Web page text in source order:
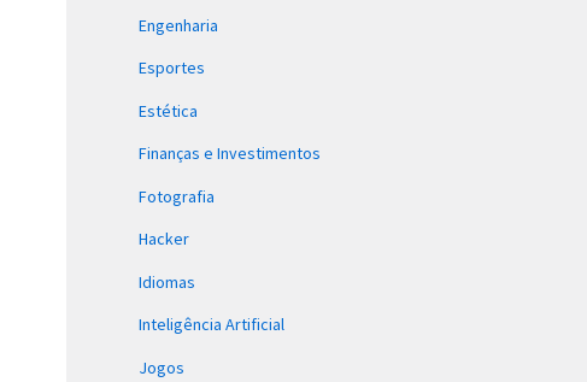
Engenharia
Esportes
Estética
Finanças e Investimentos
Fotografia
Hacker
Idiomas
Inteligência Artificial
Jogos